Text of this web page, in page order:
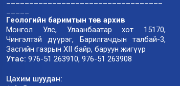
Геологийн баримтын төв архив
Монгол Улс, Улаанбаатар хот 15170,
Чингэлтэй дүүрэг, Барилгачдын талбай-3,
Засгийн газрын XII байр, баруун жигүүр
Утас: 976-51 263910, 976-51 263908
Цахим шуудан: